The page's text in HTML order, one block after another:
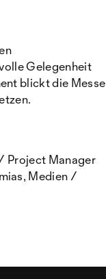
Gelegenheit
blickt die Messe
Project Manager
Medien /